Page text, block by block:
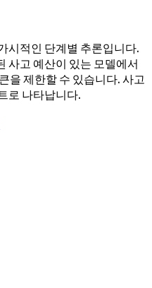
시적인 단계별 추론입니다.
사고 예산이 있는 모델에서
을 제한할 수 있습니다. 사고
로 나타납니다.